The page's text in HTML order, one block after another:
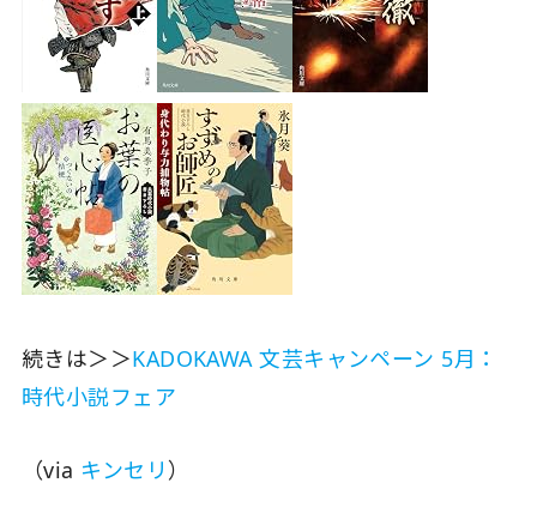
続きは＞＞KADOKAWA 文芸キャンペーン 5月：
時代小説フェア
（via キンセリ ）